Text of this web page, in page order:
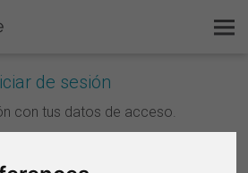
de sesión
con tus datos de acceso.
Esto es SurveyCircle